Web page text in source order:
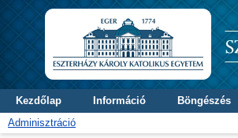
Kezdőlap Információ
Böngészés
Adminisztráció